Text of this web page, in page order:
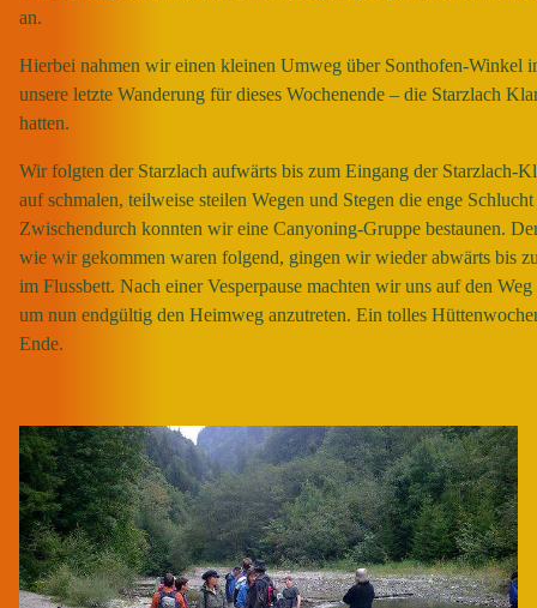
an.
Hierbei nahmen wir einen kleinen Umweg über Sonthofen-Winkel
unsere letzte Wanderung für dieses Wochenende – die Starzlach
hatten.
Wir folgten der Starzlach aufwärts bis zum Eingang der Starzlach-
auf schmalen, teilweise steilen Wegen und Stegen die enge
Zwischendurch konnten wir eine Canyoning-Gruppe bestaunen.
wie wir gekommen waren folgend, gingen wir wieder abwärts bis
im Flussbett. Nach einer Vesperpause machten wir uns auf den
um nun endgültig den Heimweg anzutreten. Ein tolles
Ende.